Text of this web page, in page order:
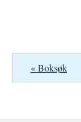
« Boksøk